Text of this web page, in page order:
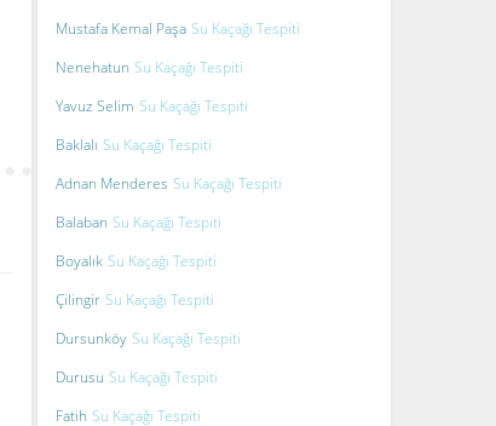
Mustafa Kemal Paşa Su Kaçağı Tespiti
Nenehatun Su Kaçağı Tespiti
Yavuz Selim Su Kaçağı Tespiti
Baklalı Su Kaçağı Tespiti
Adnan Menderes Su Kaçağı Tespiti
Balaban Su Kaçağı Tespiti
Boyalık Su Kaçağı Tespiti
Çilingir Su Kaçağı Tespiti
Dursunköy Su Kaçağı Tespiti
Durusu Su Kaçağı Tespiti
Fatih Su Kaçağı Tespiti